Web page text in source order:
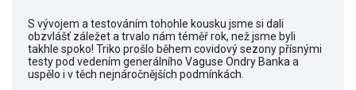
S vývojem a testováním tohohle kousku jsme si dali
obzvlášť záležet a trvalo nám téměř rok, než jsme byli
takhle spoko! Triko prošlo během covidový sezony přísnými
testy pod vedením generálního Vaguse Ondry Banka a
uspělo i v těch nejnáročnějších podmínkách.